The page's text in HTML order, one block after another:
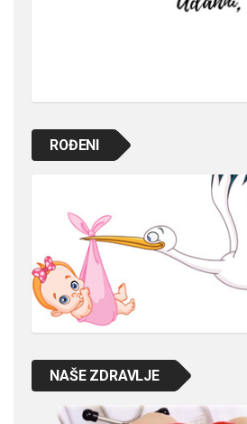
ROĐENI
NAŠE ZDRAVLJE